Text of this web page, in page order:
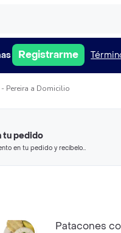
Registrarme
Pereira a Domicilio
tu pedido
en tu pedido y recíbelo
Patacones